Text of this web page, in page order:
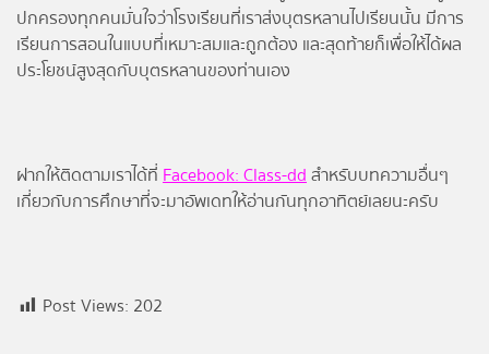
ปกครองทุกคนมั่นใจว่าโรงเรียนที่เราส่งบุตรหลานไปเรียนนั้น มีการ
เรียนการสอนในแบบที่เหมาะสมและถูกต้อง และสุดท้ายก็เพื่อให้ได้ผล
ประโยชน์สูงสุดกับบุตรหลานของท่านเอง
ฝากให้ติดตามเราได้ที่Facebook: Class-ddสำหรับบทความอื่นๆ
เกี่ยวกับการศึกษาที่จะมาอัพเดทให้อ่านกันทุกอาทิตย์เลยนะครับ
Post Views: 202